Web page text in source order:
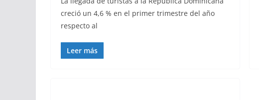
creció un 4,6 % en el primer trimestre del año
respecto al
Leer más